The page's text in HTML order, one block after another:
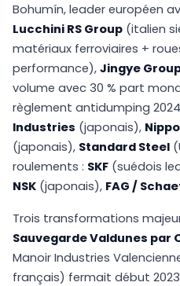
Bohumín, leader européen
Lucchini RS Group (italien
matériaux ferroviaires +
performance), Jingye
volume avec 30 % part
règlement antidumping
Industries (japonais),
(japonais), Standard Steel
roulements : SKF (suédois
NSK (japonais), FAG /
Trois transformations
Sauvegarde Valdunes par
Manoir Industries
français) fermait début